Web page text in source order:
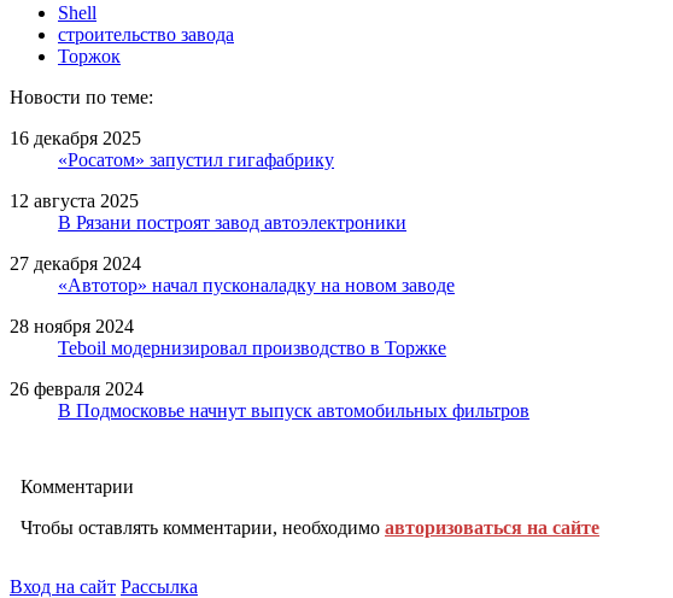
Shell
строительство завода
Торжок
Новости по теме:
16 декабря 2025
«Росатом» запустил гигафабрику
12 августа 2025
В Рязани построят завод автоэлектроники
27 декабря 2024
«Автотор» начал пусконаладку на новом заводе
28 ноября 2024
Teboil модернизировал производство в Торжке
26 февраля 2024
В Подмосковье начнут выпуск автомобильных фильтров
Комментарии
Чтобы оставлять комментарии, необходимо авторизоваться на сайте
Вход на сайт Рассылка